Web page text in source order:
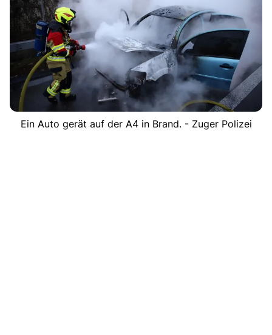
Ein Auto gerät auf der A4 in Brand. - Zuger Polizei